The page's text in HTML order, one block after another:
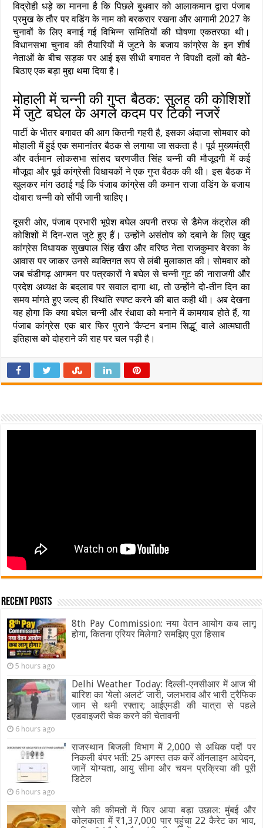
विद्रोही धड़े का मानना है कि पिछले बुधवार को आलाकमान द्वारा पंजाब
प्रमुख के तौर पर वडिंग के नाम को बरकरार रखना और आगामी 2027 के
चुनावों के लिए बनाई गई विभिन्न समितियों की घोषणा एकतरफा थी।
विधानसभा चुनाव की तैयारियों में जुटने के बजाय कांग्रेस के इन शीर्ष
नेताओं के बीच सड़क पर आई इस सीधी बगावत ने विपक्षी दलों को बैठे-
बिठाए एक बड़ा मुद्दा थमा दिया है।
मोहाली में चन्नी की गुप्त बैठक: सुलह की कोशिशों
में जुटे बघेल के अगले कदम पर टिकी नजरें
पार्टी के भीतर बगावत की आग कितनी गहरी है, इसका अंदाजा सोमवार को
मोहाली में हुई एक समानांतर बैठक से लगाया जा सकता है। पूर्व मुख्यमंत्री
और वर्तमान लोकसभा सांसद चरणजीत सिंह चन्नी की मौजूदगी में कई
मौजूदा और पूर्व कांग्रेसी विधायकों ने एक गुप्त बैठक की थी। इस बैठक में
खुलकर मांग उठाई गई कि पंजाब कांग्रेस की कमान राजा वडिंग के बजाय
दोबारा चन्नी को सौंपी जानी चाहिए।
दूसरी ओर, पंजाब प्रभारी भूपेश बघेल अपनी तरफ से डैमेज कंट्रोल की
कोशिशों में दिन-रात जुटे हुए हैं। उन्होंने असंतोष को दबाने के लिए खुद
कांग्रेस विधायक सुखपाल सिंह खैरा और वरिष्ठ नेता राजकुमार वेरका के
आवास पर जाकर उनसे व्यक्तिगत रूप से लंबी मुलाकात की। सोमवार को
जब चंडीगढ़ आगमन पर पत्रकारों ने बघेल से चन्नी गुट की नाराजगी और
प्रदेश अध्यक्ष के बदलाव पर सवाल दागा था, तो उन्होंने दो-तीन दिन का
समय मांगते हुए जल्द ही स्थिति स्पष्ट करने की बात कही थी। अब देखना
यह होगा कि क्या बघेल चन्नी और रंधावा को मनाने में कामयाब होते हैं, या
पंजाब कांग्रेस एक बार फिर पुराने ‘कैप्टन बनाम सिद्धू’ वाले आत्मघाती
इतिहास को दोहराने की राह पर चल पड़ी है।
Recent Posts
8th Pay Commission: नया वेतन आयोग कब लागू
होगा, कितना एरियर मिलेगा? समझिए पूरा हिसाब
5 hours ago
Delhi Weather Today: दिल्ली-एनसीआर में आज भी
बारिश का ‘येलो अलर्ट’ जारी, जलभराव और भारी ट्रैफिक
जाम से थमी रफ्तार; आईएमडी की यात्रा से पहले
एडवाइजरी चेक करने की चेतावनी
6 hours ago
राजस्थान बिजली विभाग में 2,000 से अधिक पदों पर
निकली बंपर भर्ती: 25 अगस्त तक करें ऑनलाइन आवेदन,
जानें योग्यता, आयु सीमा और चयन प्रक्रिया की पूरी
डिटेल
6 hours ago
सोने की कीमतों में फिर आया बड़ा उछाल: मुंबई और
कोलकाता में ₹1,37,000 पार पहुंचा 22 कैरेट का भाव,